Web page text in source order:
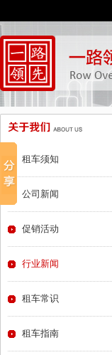
租车须知
公司新闻
促销活动
行业新闻
租车常识
租车指南